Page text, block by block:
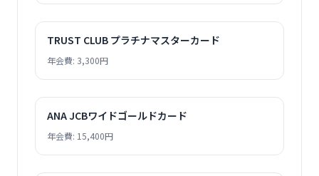
TRUST CLUB プラチナマスターカード
年会費: 3,300円
ANA JCBワイドゴールドカード
年会費: 15,400円